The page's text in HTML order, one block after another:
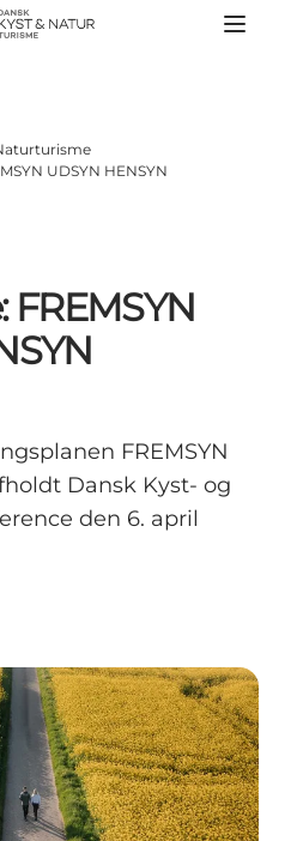
UDSYN HENSYN
FREMSYN
FREMSYN
Dansk Kyst- og
den 6. april